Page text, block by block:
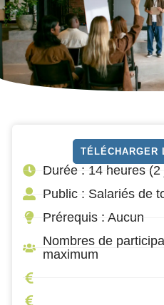
TÉLÉCHARGER
Durée : 14 heures
Public : Salariés de
Prérequis : Aucun
Nombres de
maximum